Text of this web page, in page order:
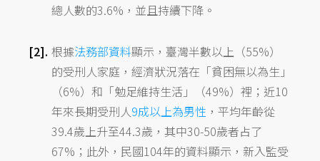
總人數的3.6%，並且持續下降。
根據法務部資料顯示，臺灣半數以上（55%）
的受刑人家庭，經濟狀況落在「貧困無以為生」
（6%）和「勉足維持生活」（49%）裡；近10
年來長期受刑人9成以上為男性 ，平均年齡從
39.4歲上升至44.3歲，其中30-50歲者占了
67%；此外，民國104年的資料顯示，新入監受